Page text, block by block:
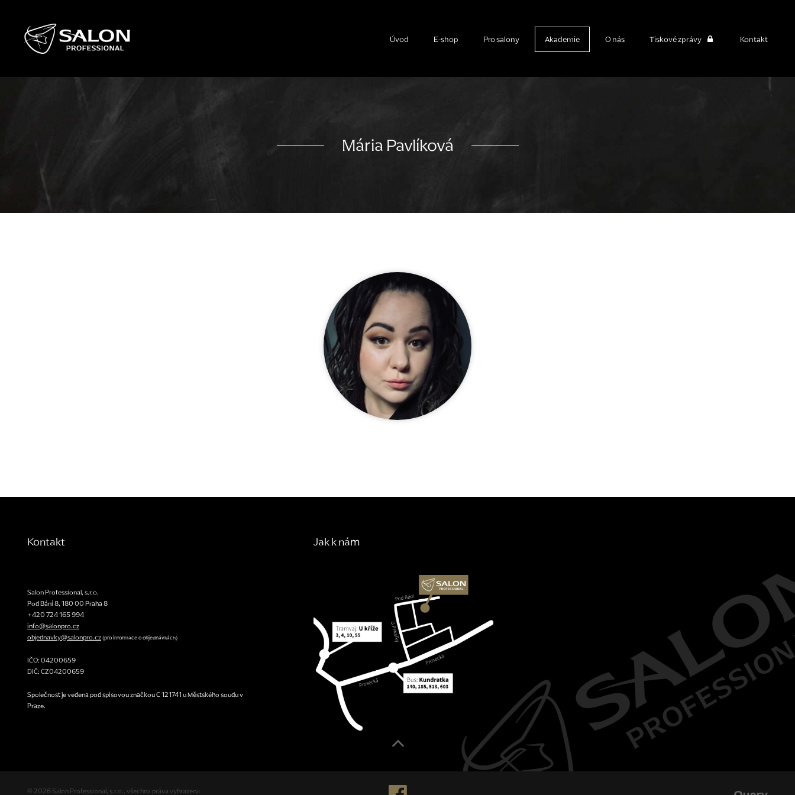
Úvod E-shop Pro salony Akademie O nás Tiskové zprávy Kontakt
Mária Pavlíková
Kontakt
Salon Professional, s.r.o.
Pod Bání 8,180 00Praha 8
+420 724 165 994
info@salonpro.cz
objednavky@salonpro.cz(pro informace o objednávkách)
IČO: 04200659
DIČ: CZ04200659
Společnost je vedena pod spisovou značkou C 121741 u Městského soudu v
Praze.
Jak k nám
© 2026 Salon Professional, s.r.o., všechna práva vyhrazena